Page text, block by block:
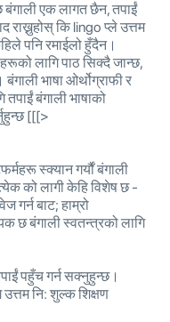
बंगाली एक लागत छैन, तपाईं
कि lingo प्ले उत्तम
पनि रमाईलो हुँदैन।
लागि पाठ सिक्दै जान्छ,
भाषा ओर्थोग्राफी र
तपाईं बंगाली भाषाको
[[[>
स्क्यान गर्यौं बंगाली
को लागी केहि विशेष छ -
गर्न बाट; हाम्रो
बंगाली स्वतन्त्रको लागि
पहुँच गर्न सक्नुहुन्छ।
उत्तम नि: शुल्क शिक्षण